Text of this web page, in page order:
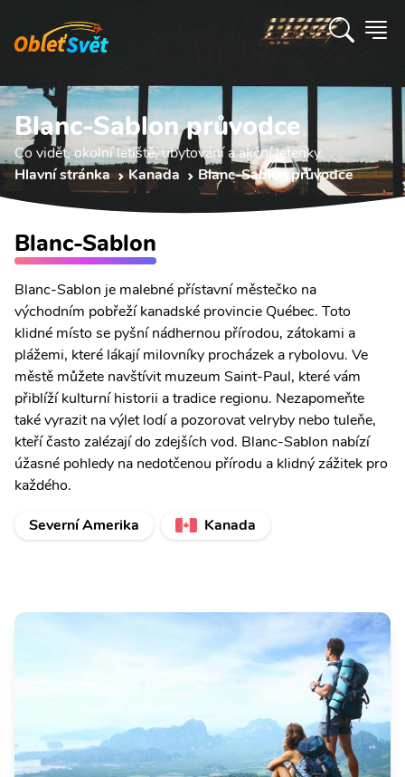
Blanc-Sablon průvodce
Co vidět, okolní letiště, ubytování a akční letenky.
Hlavní stránka
Kanada Blanc-Sablon průvodce
Blanc-Sablon
Blanc-Sablon je malebné přístavní městečko na
východním pobřeží kanadské provincie Québec. Toto
klidné místo se pyšní nádhernou přírodou, zátokami a
plážemi, které lákají milovníky procházek a rybolovu. Ve
městě můžete navštívit muzeum Saint-Paul, které vám
přiblíží kulturní historii a tradice regionu. Nezapomeňte
také vyrazit na výlet lodí a pozorovat velryby nebo tuleňe,
kteří často zalézají do zdejších vod. Blanc-Sablon nabízí
úžasné pohledy na nedotčenou přírodu a klidný zážitek pro
každého.
Severní Amerika
Kanada